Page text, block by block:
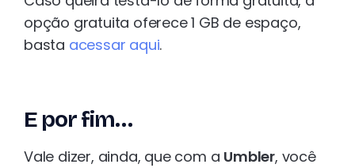
opção gratuita oferece 1 GB de espaço,
basta acessar aqui.
E por fim…
Vale dizer, ainda, que com a Umbler, você